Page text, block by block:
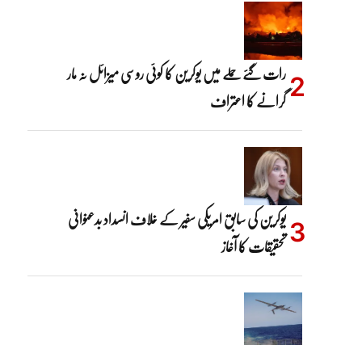
رات گئے حملے میں یوکرین کا کوئی روسی میزائل نہ مار
گرانے کا اعتراف
یوکرین کی سابق امریکی سفیر کے خلاف انسداد بدعنوانی
تحقیقات کا آغاز